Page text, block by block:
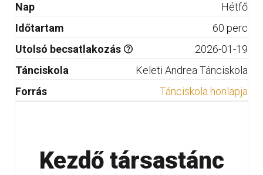
Nap
Hétfő
Időtartam
60 perc
Utolsó becsatlakozás
2026-01-19
Tánciskola
Keleti Andrea Tánciskola
Forrás
Tánciskola honlapja
Kezdő társastánc